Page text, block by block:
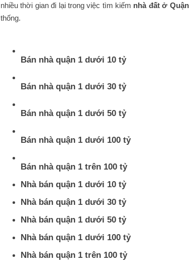
nhiều thời gian đi lại trong việc tìm kiếm nhà đất ở
thống.
Bán nhà quận 1 dưới 10 tỷ
Bán nhà quận 1 dưới 30 tỷ
Bán nhà quận 1 dưới 50 tỷ
Bán nhà quận 1 dưới 100 tỷ
Bán nhà quận 1 trên 100 tỷ
Nhà bán quận 1 dưới 10 tỷ
Nhà bán quận 1 dưới 30 tỷ
Nhà bán quận 1 dưới 50 tỷ
Nhà bán quận 1 dưới 100 tỷ
Nhà bán quận 1 trên 100 tỷ